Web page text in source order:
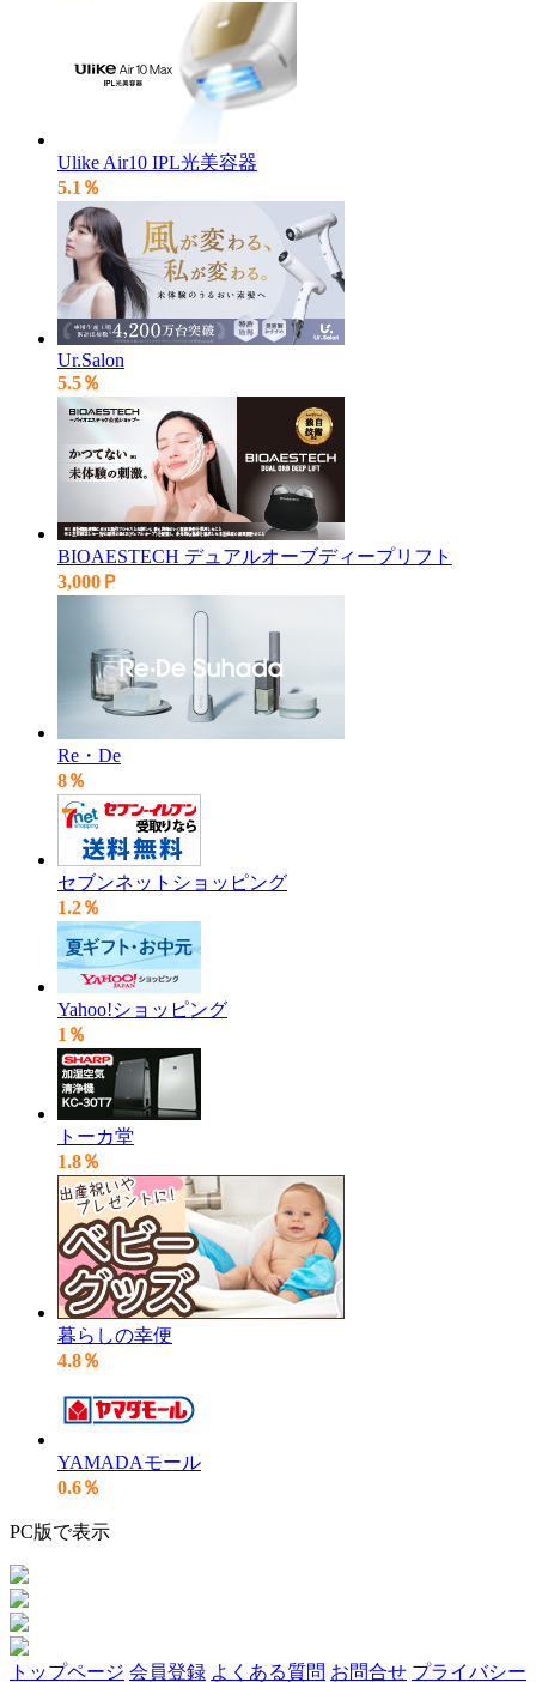
Ulike Air10 IPL光美容器
5.1％
Ur.Salon
5.5％
BIOAESTECH デュアルオーブディープリフト
3,000Ｐ
Re・De
8％
セブンネットショッピング
1.2％
Yahoo!ショッピング
1％
トーカ堂
1.8％
暮らしの幸便
4.8％
YAMADAモール
0.6％
PC版で表示
トップページ 会員登録 よくある質問 お問合せ プライバシー